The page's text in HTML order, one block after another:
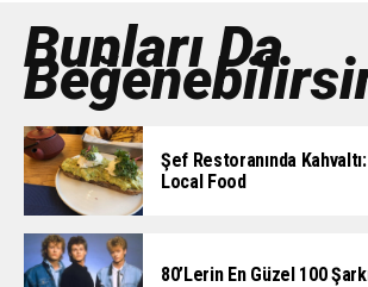
Bunları Da
Şef Restoranında
Local Food
80’lerin En Güzel 100